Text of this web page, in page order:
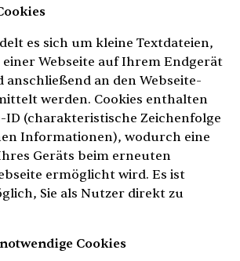
es sich um kleine Textdateien,
Webseite auf Ihrem Endgerät
anschließend an den Webseite-
werden. Cookies enthalten
ID (charakteristische Zeichenfolge
Informationen), wodurch eine
Geräts beim erneuten
ermöglicht wird. Es ist
Sie als Nutzer direkt zu
Cookies